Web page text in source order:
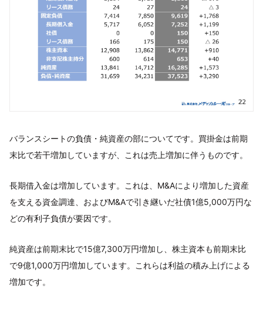
バランスシートの負債・純資産の部についてです。買掛金は前期
末比で若干増加していますが、これは売上増加に伴うものです。
長期借入金は増加しています。これは、M&Aにより増加した資産
を支える資金調達、およびM&Aで引き継いだ社債1億5,000万円な
どの有利子負債が要因です。
純資産は前期末比で15億7,300万円増加し、株主資本も前期末比
で9億1,000万円増加しています。これらは利益の積み上げによる
増加です。